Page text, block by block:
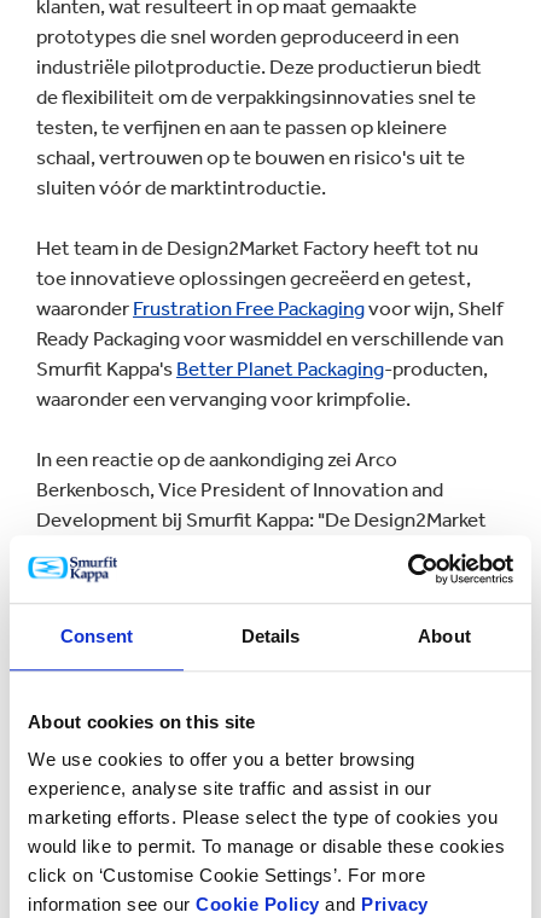
Consent Details About
About cookies on this site
We use cookies to offer you a better browsing
experience, analyse site traffic and assist in our
marketing efforts. Please select the type of cookies you
would like to permit. To manage or disable these cookies
click on ‘Customise Cookie Settings’. For more
information see our Cookie Policy and Privacy
klanten, wat resulteert in op maat gemaakte
prototypes die snel worden geproduceerd in een
industriële pilotproductie. Deze productierun biedt
de flexibiliteit om de verpakkingsinnovaties snel te
testen, te verfijnen en aan te passen op kleinere
schaal, vertrouwen op te bouwen en risico's uit te
sluiten vóór de marktintroductie.
Het team in de Design2Market Factory heeft tot nu
toe innovatieve oplossingen gecreëerd en getest,
waaronder Frustration Free Packagingvoor wijn, Shelf
Ready Packaging voor wasmiddel en verschillende van
Smurfit Kappa's Better Planet Packaging-producten,
waaronder een vervanging voor krimpfolie.
In een reactie op de aankondiging zei Arco
Berkenbosch, Vice President of Innovation and
Development bij Smurfit Kappa: "De Design2Market
Factory biedt onze klanten de snelste manier om hun
nieuwe verpakkingsoplossingen te lanceren en heeft
een revolutie teweeggebracht in het
ontwikkelingsproces. Het is opgezet om hen te
voorzien van een tastbaar prototype dat kan worden
verfijnd en aangescherpt voordat wordt overgegaan
tot productie op grote schaal.
"We brengen alle relevante stakeholders samen op
het designtraject van idee tot productie en, indien
van toepassing, certificering, waardoor klanten
robuuste data en inzichten kunnen gebruiken om hun